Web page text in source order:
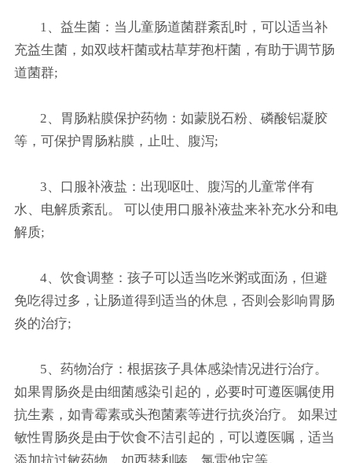
1、益生菌：当儿童肠道菌群紊乱时，可以适当补
充益生菌，如双歧杆菌或枯草芽孢杆菌，有助于调节肠
道菌群;
2、胃肠粘膜保护药物：如蒙脱石粉、磷酸铝凝胶
等，可保护胃肠粘膜，止吐、腹泻;
3、口服补液盐：出现呕吐、腹泻的儿童常伴有
水、电解质紊乱。 可以使用口服补液盐来补充水分和电
解质;
4、饮食调整：孩子可以适当吃米粥或面汤，但避
免吃得过多，让肠道得到适当的休息，否则会影响胃肠
炎的治疗;
5、药物治疗：根据孩子具体感染情况进行治疗。
如果胃肠炎是由细菌感染引起的，必要时可遵医嘱使用
抗生素，如青霉素或头孢菌素等进行抗炎治疗。 如果过
敏性胃肠炎是由于饮食不洁引起的，可以遵医嘱，适当